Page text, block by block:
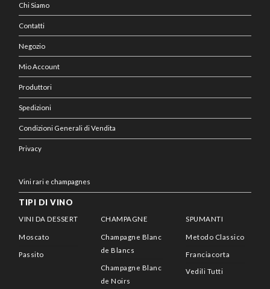
Chi Siamo
Contatti
Negozio
Mio Account
Produttori
Spedizioni
Condizioni Generali di Vendita
Privacy
Vini rari e champagnes
TIPI DI VINO
VINI DA DESSERT
Moscato
Passito
CHAMPAGNE
Champagne Blanc
de Blancs
Champagne Blanc
de Noirs
SPUMANTI
Metodo Classico
Franciacorta
Vedili Tutti